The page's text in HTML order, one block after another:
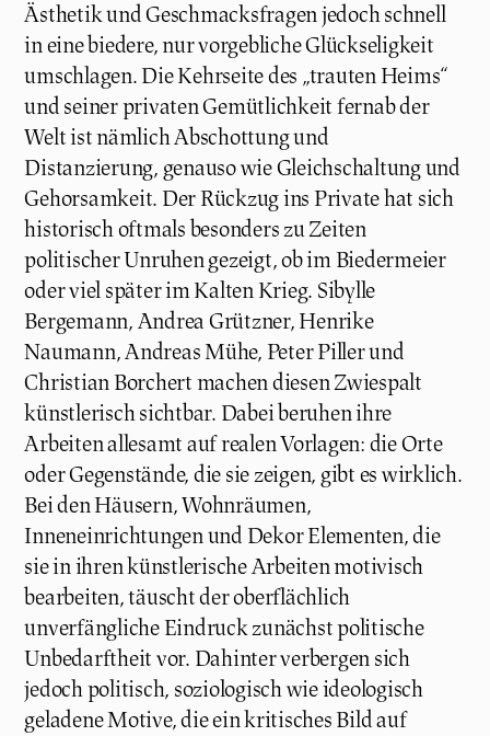
Ästhetik und Geschmacksfragen jedoch schnell
in eine biedere, nur vorgebliche Glückseligkeit
umschlagen. Die Kehrseite des „trauten Heims“
und seiner privaten Gemütlichkeit fernab der
Welt ist nämlich Abschottung und
Distanzierung, genauso wie Gleichschaltung und
Gehorsamkeit. Der Rückzug ins Private hat sich
historisch oftmals besonders zu Zeiten
politischer Unruhen gezeigt, ob im Biedermeier
oder viel später im Kalten Krieg. Sibylle
Bergemann, Andrea Grützner, Henrike
Naumann, Andreas Mühe, Peter Piller und
Christian Borchert machen diesen Zwiespalt
künstlerisch sichtbar. Dabei beruhen ihre
Arbeiten allesamt auf realen Vorlagen: die Orte
oder Gegenstände, die sie zeigen, gibt es wirklich.
Bei den Häusern, Wohnräumen,
Inneneinrichtungen und Dekor Elementen, die
sie in ihren künstlerische Arbeiten motivisch
bearbeiten, täuscht der oberflächlich
unverfängliche Eindruck zunächst politische
Unbedarftheit vor. Dahinter verbergen sich
jedoch politisch, soziologisch wie ideologisch
geladene Motive, die ein kritisches Bild auf